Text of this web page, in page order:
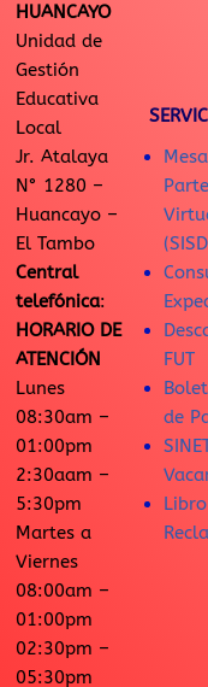
HUANCAYO
Unidad de
Gestión
Educativa
Local
Jr. Atalaya
N° 1280 –
Huancayo –
El Tambo
Central
telefónica:
HORARIO DE
ATENCIÓN
Lunes
08:30am –
01:00pm
2:30aam –
5:30pm
Martes a
Viernes
08:00am –
01:00pm
02:30pm –
05:30pm
FUT
de